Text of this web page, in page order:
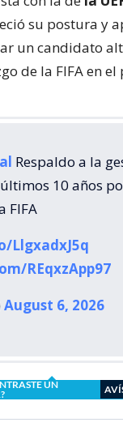
su postura y
un candidato
de la FIFA en el
Respaldo a la
10 años
FIFA
LlgxadxJ5q
REqxzApp97
August 6, 2026
UN